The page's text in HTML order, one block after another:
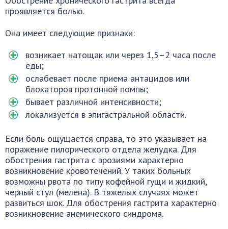
проявляется болью.
Она имеет следующие признаки:
возникает натощак или через 1,5–2 часа после
еды;
ослабевает после приема антацидов или
блокаторов протонной помпы;
бывает различной интенсивности;
локализуется в эпигастральной области.
Если боль ощущается справа, то это указывает на
поражение пилорического отдела желудка. Для
обострения гастрита с эрозиями характерно
возникновение кровотечений. У таких больных
возможны рвота по типу кофейной гущи и жидкий,
черный стул (мелена). В тяжелых случаях может
развиться шок. Для обострения гастрита характерно
возникновение анемического синдрома.